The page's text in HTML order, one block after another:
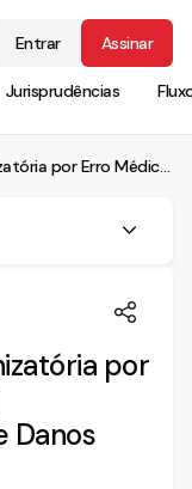
Jurisprudências
Entrar Assinar
[Modelo] de Ação Indenizatória por Erro Médico em Parto | Responsabilidade Civil e Danos Morais
- ERRO
por
Danos